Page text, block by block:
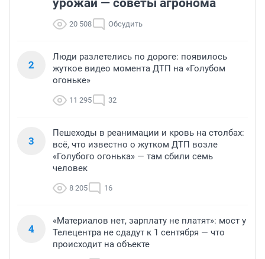
урожай — советы агронома
20 508 Обсудить
2
Люди разлетелись по дороге: появилось
жуткое видео момента ДТП на «Голубом
огоньке»
11 295 32
3
Пешеходы в реанимации и кровь на столбах:
всё, что известно о жутком ДТП возле
«Голубого огонька» — там сбили семь
человек
8 205 16
4
«Материалов нет, зарплату не платят»: мост у
Телецентра не сдадут к 1 сентября — что
происходит на объекте